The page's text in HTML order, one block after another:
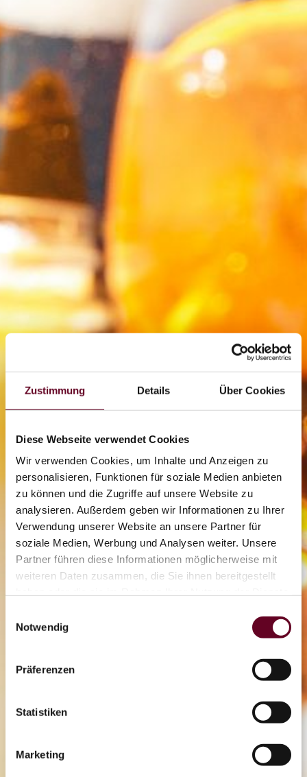
Zustimmung Details Über Cookies
Diese Webseite verwendet Cookies
Wir verwenden Cookies, um Inhalte und Anzeigen zu
personalisieren, Funktionen für soziale Medien anbieten
zu können und die Zugriffe auf unsere Website zu
analysieren. Außerdem geben wir Informationen zu Ihrer
Verwendung unserer Website an unsere Partner für
soziale Medien, Werbung und Analysen weiter. Unsere
Partner führen diese Informationen möglicherweise mit
weiteren Daten zusammen, die Sie ihnen bereitgestellt
Notwendig
Präferenzen
Statistiken
Marketing
Flyline
OTHAL
Coaster
DE